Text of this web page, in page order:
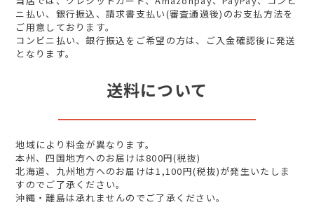
ニ払い、銀行振込、請求書支払い(審査通過後)のお支払方法を
ご用意しております。
コンビニ払い、銀行振込をご希望の方は、ご入金確認後に発送
となります。
送料について
地域により料金が異なります。
本州、四国地方へのお届けは800円(税抜)
北海道、九州地方へのお届けは1,100円(税抜)が発生いたしま
すのでご了承ください。
沖縄・離島は承れませんのでご了承ください。